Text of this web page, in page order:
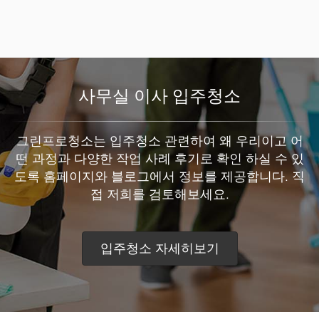
사무실 이사 입주청소
그린프로청소는 입주청소 관련하여 왜 우리이고 어
떤 과정과 다양한 작업 사례 후기로 확인 하실 수 있
도록 홈페이지와 블로그에서 정보를 제공합니다. 직
접 저희를 검토해보세요.
입주청소 자세히보기